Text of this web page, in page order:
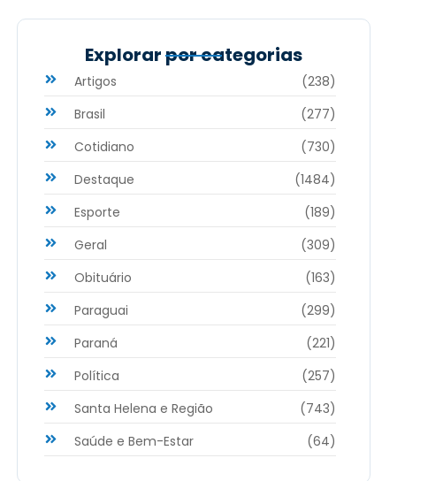
Explorar por categorias
Artigos
(238)
Brasil
(277)
Cotidiano
(730)
Destaque
(1484)
Esporte
(189)
Geral
(309)
Obituário
(163)
Paraguai
(299)
Paraná
(221)
Política
(257)
Santa Helena e Região
(743)
Saúde e Bem-Estar
(64)